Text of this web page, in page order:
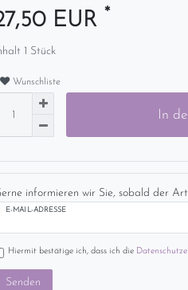
EUR *
1 Stück
Wunschliste
In
informieren wir Sie, sobald der
E-MAIL-ADRESSE
Hiermit bestätige ich, dass ich die
Senden